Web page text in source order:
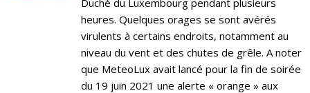
heures. Quelques orages se sont avérés
virulents à certains endroits, notamment au
niveau du vent et des chutes de grêle. A noter
que MeteoLux avait lancé pour la fin de soirée
du 19 juin 2021 une alerte « orange » aux